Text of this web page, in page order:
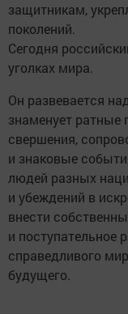
защитникам,
поколений.
Сегодня
уголках мира.
Он развевается
знаменует
свершения,
и знаковые
людей разных
и убеждений в
внести
и поступательное
справедливого
будущего.